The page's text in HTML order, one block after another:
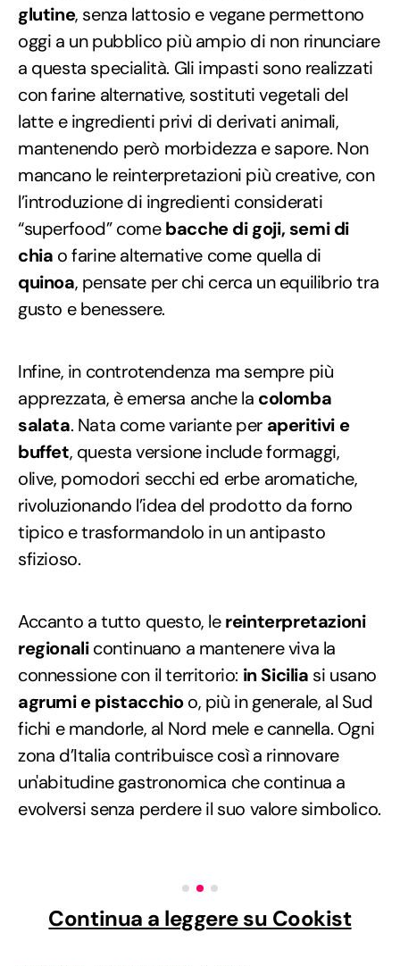
glutine, senza lattosio e vegane permettono
oggi a un pubblico più ampio di non rinunciare
a questa specialità. Gli impasti sono realizzati
con farine alternative, sostituti vegetali del
latte e ingredienti privi di derivati animali,
mantenendo però morbidezza e sapore. Non
mancano le reinterpretazioni più creative, con
l’introduzione di ingredienti considerati
“superfood” comebacche di goji, semi di
chia o farine alternative come quella di
quinoa, pensate per chi cerca un equilibrio tra
gusto e benessere.
Infine, in controtendenza ma sempre più
apprezzata, è emersa anche la colomba
salata. Nata come variante per aperitivi e
buffet, questa versione include formaggi,
olive, pomodori secchi ed erbe aromatiche,
rivoluzionando l’idea del prodotto da forno
tipico e trasformandolo in un antipasto
sfizioso.
Accanto a tutto questo, lereinterpretazioni
regionalicontinuano a mantenere viva la
connessione con il territorio: in Sicilia si usano
agrumi e pistacchioo, più in generale, al Sud
fichi e mandorle, al Nord mele e cannella. Ogni
zona d’Italia contribuisce così a rinnovare
un'abitudine gastronomica che continua a
evolversi senza perdere il suo valore simbolico.
Continua a leggere su Cookist